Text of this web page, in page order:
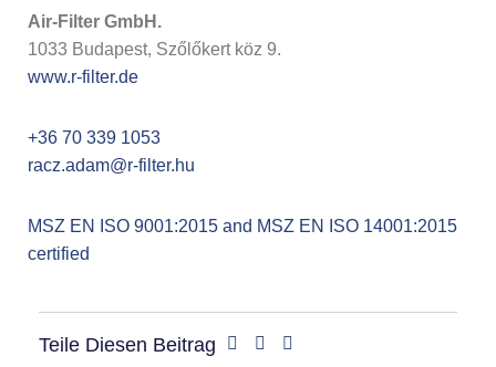
Air-Filter GmbH.
1033 Budapest, Szőlőkert köz 9.
www.r-filter.de
+36 70 339 1053
racz.adam@r-filter.hu
MSZ EN ISO 9001:2015 and MSZ EN ISO 14001:2015
certified
Teile Diesen Beitrag